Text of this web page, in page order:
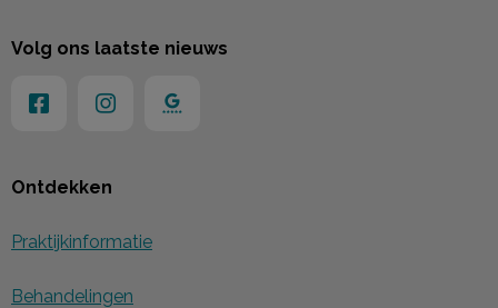
Ontdekken
Praktijkinformatie
Behandelingen
Volg ons laatste nieuws